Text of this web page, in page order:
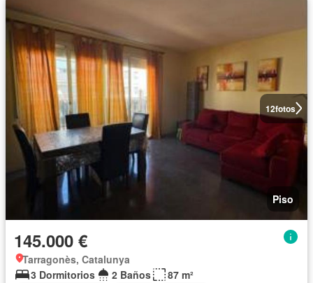
12fotos
Piso
145.000 €
Tarragonès, Catalunya
3 Dormitorios
2 Baños
87 m²